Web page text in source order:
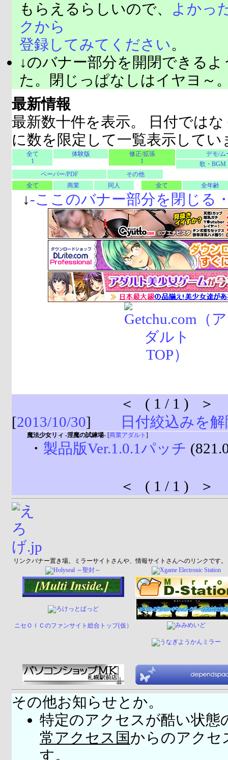
もらえるらしいので、
よかっ
クから
登録してみてください。
↓のバナー部分を開閉できる
た。閉じっぱなしはイヤヨ～
最新情報
最新数十件を表示。 日付では
に数を限定して一覧表示してい
全て
1
体験版
修正/拡張
1
デモ/ム
歌・BGM
ペーパー/PDF
その他
全て
商業 同人 全て 全年齢
↓-ここのバナー部分を閉じる
＜ ( 1 / 1 ) ＞
[2013/10/30] 日付絞込みを
魔法少女リィ -淫魔の試練場- [商業アダルト ]
・ 製品版Ver.1.0.1パッチ
＜ ( 1 / 1 ) ＞
リンクバナー置き場。ミラーサイトさんや、情報サイトさんへのリンクです。
ニセＯＩＣのファンサイト総合トップ(仮）
その他お知らせとか。
特定のアクセスが酷い状態
常アクセス国からのアクセ
す。